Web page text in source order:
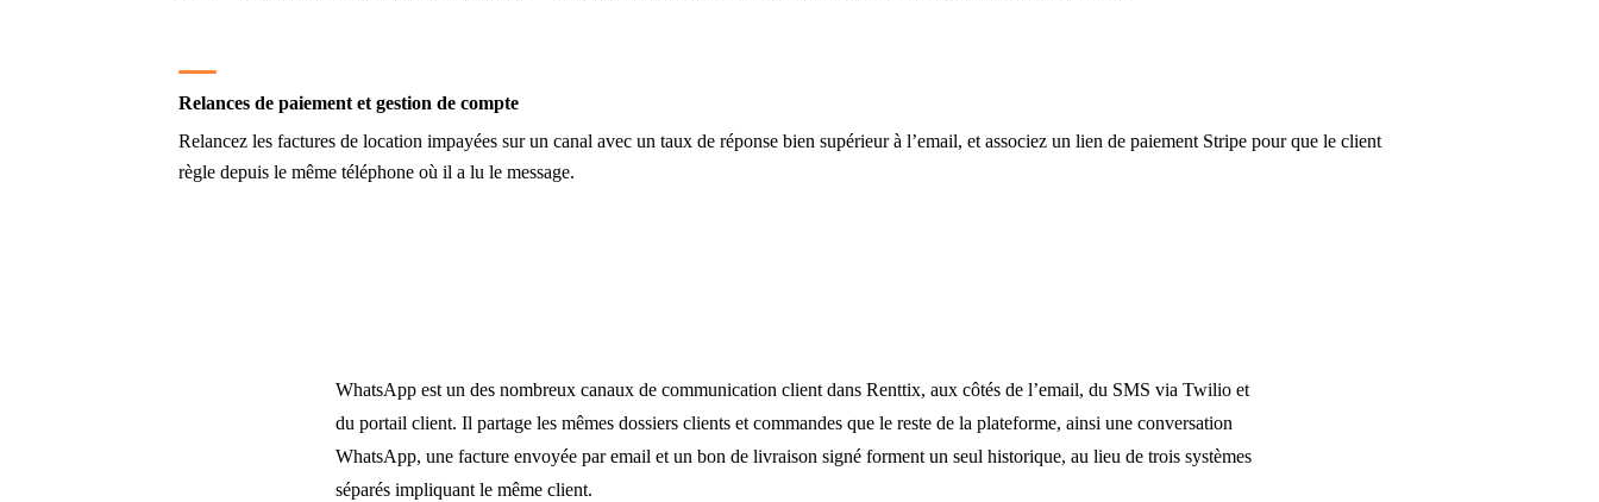
Relances de paiement et gestion de compte
Relancez les factures de location impayées sur un canal avec un taux de réponse bien supérieur à l’email, et associez un lien de paiement Stripe pour que le client
règle depuis le même téléphone où il a lu le message.
WhatsApp est un des nombreux canaux de communication client dans Renttix, aux côtés de l’email, du SMS via Twilio et
du portail client. Il partage les mêmes dossiers clients et commandes que le reste de la plateforme, ainsi une conversation
WhatsApp, une facture envoyée par email et un bon de livraison signé forment un seul historique, au lieu de trois systèmes
séparés impliquant le même client.